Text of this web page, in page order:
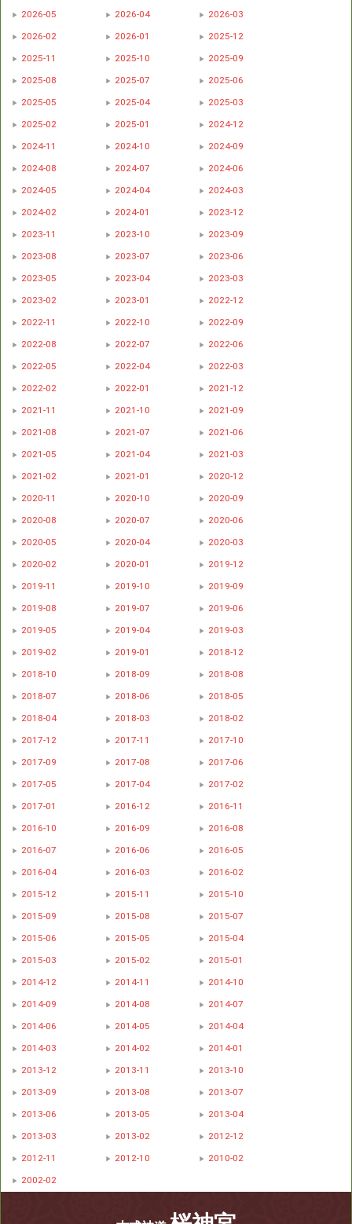
2026-05
2026-04
2026-03
2026-02
2026-01
2025-12
2025-11
2025-10
2025-09
2025-08
2025-07
2025-06
2025-05
2025-04
2025-03
2025-02
2025-01
2024-12
2024-11
2024-10
2024-09
2024-08
2024-07
2024-06
2024-05
2024-04
2024-03
2024-02
2024-01
2023-12
2023-11
2023-10
2023-09
2023-08
2023-07
2023-06
2023-05
2023-04
2023-03
2023-02
2023-01
2022-12
2022-11
2022-10
2022-09
2022-08
2022-07
2022-06
2022-05
2022-04
2022-03
2022-02
2022-01
2021-12
2021-11
2021-10
2021-09
2021-08
2021-07
2021-06
2021-05
2021-04
2021-03
2021-02
2021-01
2020-12
2020-11
2020-10
2020-09
2020-08
2020-07
2020-06
2020-05
2020-04
2020-03
2020-02
2020-01
2019-12
2019-11
2019-10
2019-09
2019-08
2019-07
2019-06
2019-05
2019-04
2019-03
2019-02
2019-01
2018-12
2018-10
2018-09
2018-08
2018-07
2018-06
2018-05
2018-04
2018-03
2018-02
2017-12
2017-11
2017-10
2017-09
2017-08
2017-06
2017-05
2017-04
2017-02
2017-01
2016-12
2016-11
2016-10
2016-09
2016-08
2016-07
2016-06
2016-05
2016-04
2016-03
2016-02
2015-12
2015-11
2015-10
2015-09
2015-08
2015-07
2015-06
2015-05
2015-04
2015-03
2015-02
2015-01
2014-12
2014-11
2014-10
2014-09
2014-08
2014-07
2014-06
2014-05
2014-04
2014-03
2014-02
2014-01
2013-12
2013-11
2013-10
2013-09
2013-08
2013-07
2013-06
2013-05
2013-04
2013-03
2013-02
2012-12
2012-11
2012-10
2010-02
2002-02